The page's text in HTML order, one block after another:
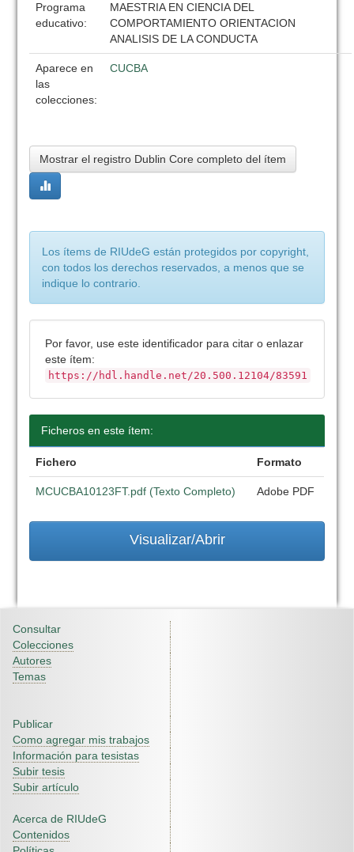
Programa
educativo:
MAESTRIA EN CIENCIA DEL
COMPORTAMIENTO ORIENTACION
ANALISIS DE LA CONDUCTA
Aparece en
las
colecciones:
CUCBA
Mostrar el registro Dublin Core completo del ítem
Los ítems de RIUdeG están protegidos por copyright,
con todos los derechos reservados, a menos que se
indique lo contrario.
Por favor, use este identificador para citar o enlazar
este ítem:
https://hdl.handle.net/20.500.12104/83591
Ficheros en este ítem:
Fichero Formato
MCUCBA10123FT.pdf (Texto Completo) Adobe PDF
Visualizar/Abrir
Consultar
Colecciones
Autores
Temas
Publicar
Como agregar mis trabajos
Información para tesistas
Subir tesis
Subir artículo
Acerca de RIUdeG
Contenidos